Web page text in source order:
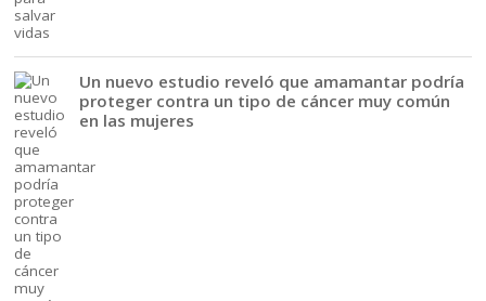
Un nuevo estudio reveló que amamantar podría
proteger contra un tipo de cáncer muy común
en las mujeres